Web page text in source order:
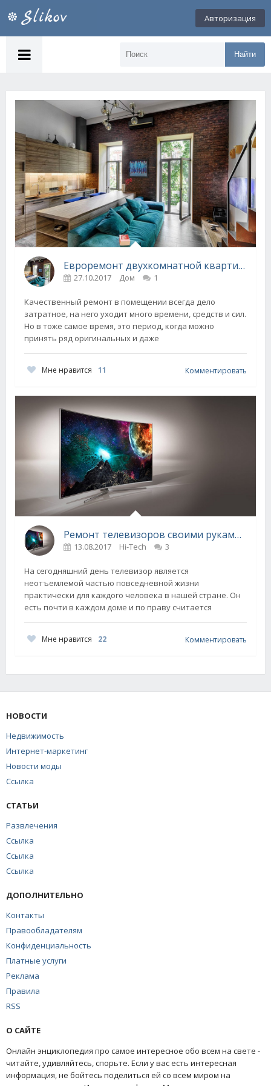
Авторизация
Найти
Евроремонт двухкомнатной квартиры
27.10.2017 Дом 1
Качественный ремонт в помещении всегда дело
затратное, на него уходит много времени, средств и сил.
Но в тоже самое время, это период, когда можно
принять ряд оригинальных и даже
Мне нравится 11 Комментировать
Ремонт телевизоров своими руками: особенности починки
13.08.2017 Hi-Tech 3
На сегодняшний день телевизор является
неотъемлемой частью повседневной жизни
практически для каждого человека в нашей стране. Он
есть почти в каждом доме и по праву считается
Мне нравится 22 Комментировать
НОВОСТИ
Недвижимость
Интернет-маркетинг
Новости моды
Ссылка
СТАТЬИ
Развлечения
Ссылка
Ссылка
Ссылка
ДОПОЛНИТЕЛЬНО
Контакты
Правообладателям
Конфиденциальность
Платные услуги
Реклама
Правила
RSS
О САЙТЕ
Онлайн энциклопедия про самое интересное обо всем на свете -
читайте, удивляйтесь, спорьте. Если у вас есть интересная
информация, не бойтесь поделиться ей со всем миром на